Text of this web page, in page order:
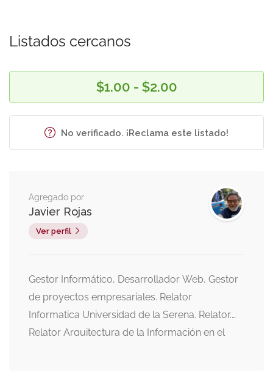
Listados cercanos
$1.00 - $2.00
No verificado. ¡Reclama este listado!
Agregado por
Javier Rojas
Ver perfil
Gestor Informático, Desarrollador Web, Gestor
de proyectos empresariales. Relator
Informatica Universidad de la Serena. Relator.
Relator Arquitectura de la Información en el